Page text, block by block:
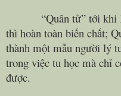
“Quân tử” tới khi
thì hoàn toàn biến chất;
thành một mẫu người lý
trong việc tu học mà chỉ
được.